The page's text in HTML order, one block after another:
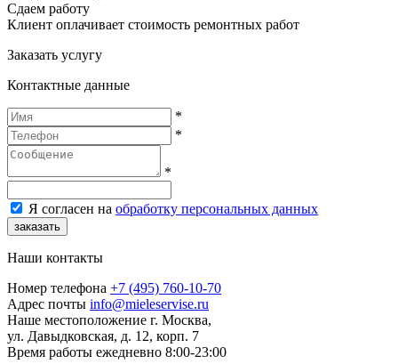
Сдаем работу
Клиент оплачивает стоимость ремонтных работ
Заказать услугу
Контактные данные
*
*
*
Я согласен на обработку персональных данных
заказать
Наши контакты
Номер телефона +7 (495) 760-10-70
Адрес почты info@mieleservise.ru
Наше местоположение г. Москва,
ул. Давыдковская, д. 12, корп. 7
Время работы eжедневно 8:00-23:00